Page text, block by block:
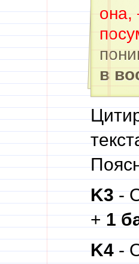
она,
в
K3-
+1
K4-